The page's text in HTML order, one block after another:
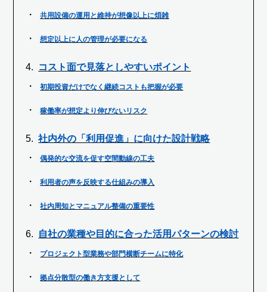
共用設備の運用と維持が想像以上に煩雑
想定以上に人の管理が必要になる
コスト面で見落としやすいポイント
初期投資だけでなく継続コストも把握が必要
稼働率が想定より伸びないリスク
社内外の「利用促進」に向けた設計戦略
偶発的な交流を促す空間動線の工夫
利用者の声を反映する仕組みの導入
社内周知とマニュアル整備の重要性
自社の業種や目的に合った活用パターンの検討
プロジェクト型業務や部門横断チームに特化
拠点分散型の働き方支援として